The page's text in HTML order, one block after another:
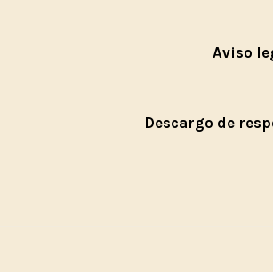
Aviso
Descargo de